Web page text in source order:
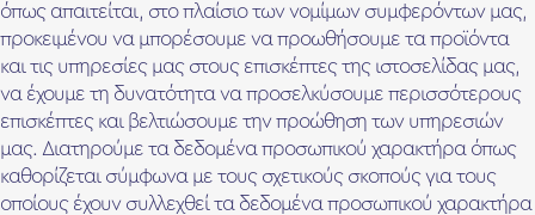
όπως απαιτείται, στο πλαίσιο των νομίμων συμφερόντων μας,
προκειμένου να μπορέσουμε να προωθήσουμε τα προϊόντα
και τις υπηρεσίες μας στους επισκέπτες της ιστοσελίδας μας,
να έχουμε τη δυνατότητα να προσελκύσουμε περισσότερους
επισκέπτες και βελτιώσουμε την προώθηση των υπηρεσιών
μας. Διατηρούμε τα δεδομένα προσωπικού χαρακτήρα όπως
καθορίζεται σύμφωνα με τους σχετικούς σκοπούς για τους
οποίους έχουν συλλεχθεί τα δεδομένα προσωπικού χαρακτήρα